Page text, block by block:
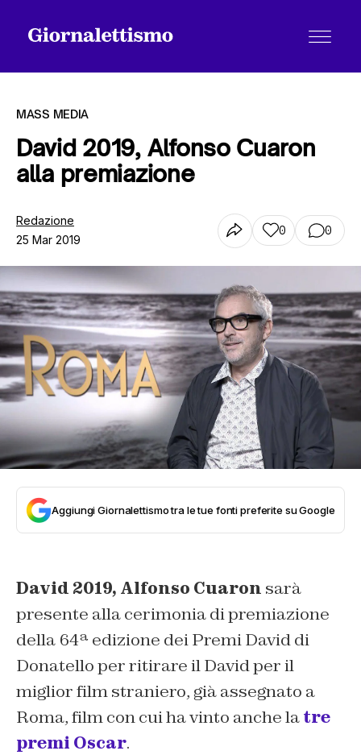
Tutti gli articoli
Chi siamo
Contatti
MASS MEDIA
David 2019, Alfonso Cuaron
alla premiazione
Redazione
25 Mar 2019
0 0
Aggiungi Giornalettismo tra le tue fonti preferite su Google
David 2019, Alfonso Cuaron sarà
presente alla cerimonia di premiazione
della 64ª edizione dei Premi David di
Donatello per ritirare il David per il
miglior film straniero, già assegnato a
Roma, film con cui ha vinto anche latre
premi Oscar.